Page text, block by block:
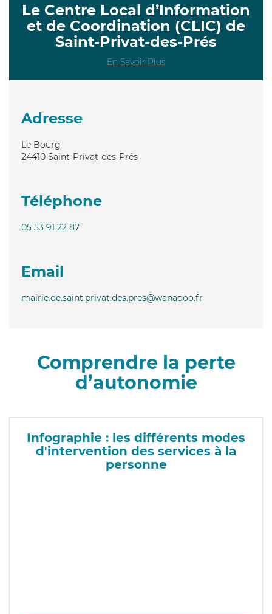
Le Centre Local d’Information
et de Coordination (CLIC) de
Saint-Privat-des-Prés
En Savoir Plus
Adresse
Le Bourg
24410 Saint-Privat-des-Prés
Téléphone
05 53 91 22 87
Email
mairie.de.saint.privat.des.pres@wanadoo.fr
Comprendre la perte
d’autonomie
Infographie : les différents modes
d'intervention des services à la
personne